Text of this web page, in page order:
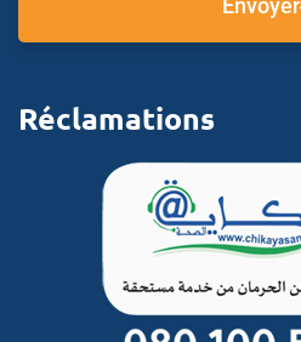
Envoyer
Réclamations